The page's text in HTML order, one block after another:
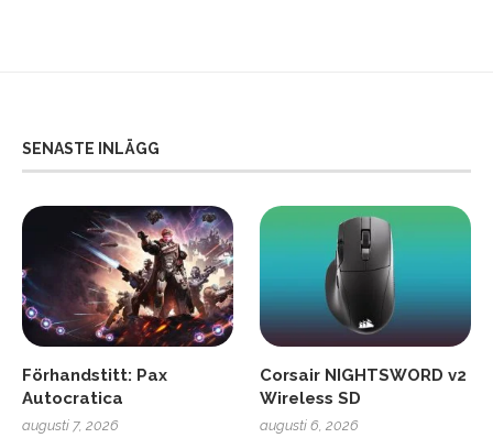
SENASTE INLÄGG
Förhandstitt: Pax
Autocratica
augusti 7, 2026
Corsair NIGHTSWORD v2
Wireless SD
augusti 6, 2026